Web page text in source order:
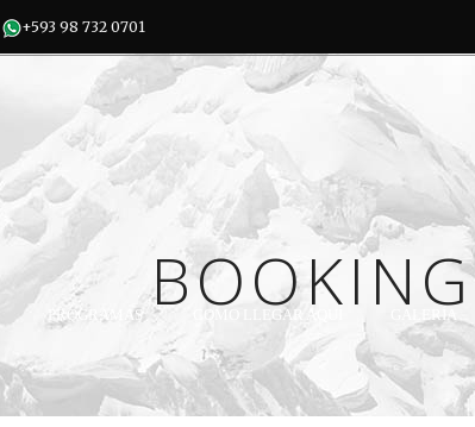
+593 98 732 0701
PROGRAMAS COMO LLEGAR AQUÍ GALERÍA
BOOKING